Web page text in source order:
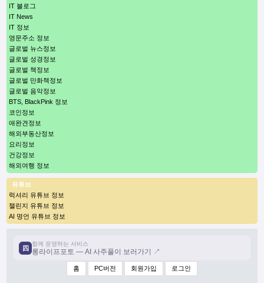
IT 블로그
IT News
IT 정보
영문주소 정보
글로벌 뉴스정보
글로벌 성경정보
글로벌 책정보
글로벌 만화책정보
글로벌 음악정보
BTS, BlackPink 정보
코인정보
애완견정보
해외부동산정보
요리정보
건강정보
해외여행 정보
유튜브
럭셔리 유튜브 정보
챌린지 유튜브 정보
AI 명언 유튜브 정보
四
함께 운영하는 서비스
롱라이프포토 — AI 사주풀이 보러가기 ↗
홈 PC버전 회원가입 로그인